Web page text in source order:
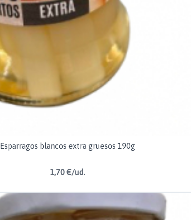
Esparragos blancos extra gruesos 190g
1,70 €/ud.